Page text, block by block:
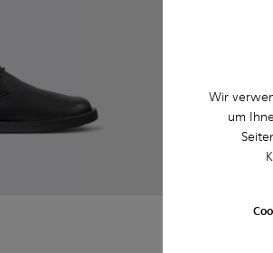
Wir
um
- Schwarze Lederstiefeletten für Herren.
019 - Braune Stiefeletten aus Leder
Walden -